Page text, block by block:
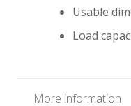
Usable
Load
More information